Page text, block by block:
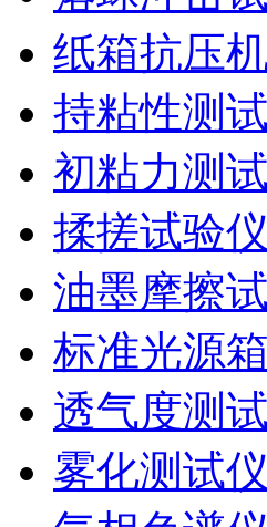
纸箱抗压机
持粘性测
初粘力测
揉搓试验仪
油墨摩擦
标准光源箱
透气度测
雾化测试仪